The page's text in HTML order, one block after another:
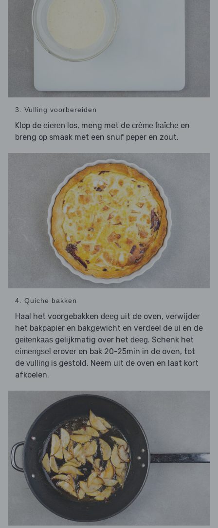
3. Vulling voorbereiden
Klop de eieren los, meng met de crème fraîche en
breng op smaak met een snuf peper en zout.
4. Quiche bakken
Haal het voorgebakken deeg uit de oven, verwijder
het bakpapier en bakgewicht en verdeel de ui en de
geitenkaas gelijkmatig over het deeg. Schenk het
eimengsel erover en bak 20-25min in de oven, tot
de vulling is gestold. Neem uit de oven en laat kort
afkoelen.